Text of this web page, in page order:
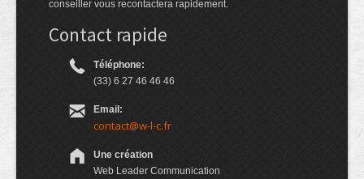
conseiller vous recontactera rapidement.
Contact rapide
Téléphone:
(33) 6 27 46 46 46
Email:
contact@w-l-c.fr
Une création
Web Leader Communication